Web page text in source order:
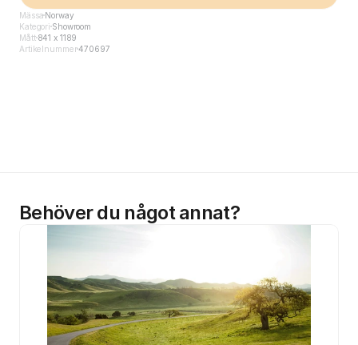
Mässa Norway
Kategori Showroom
Mått841 x 1189
Artikelnummer470697
Behöver du något annat?